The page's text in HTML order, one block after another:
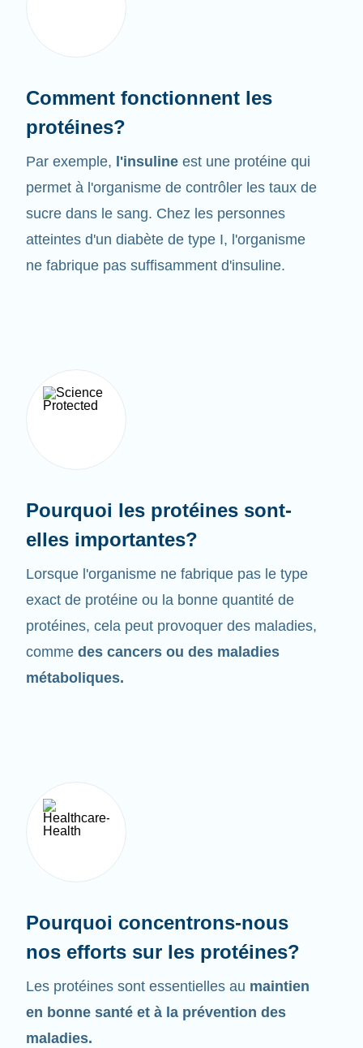
Comment fonctionnent les
protéines?
Par exemple, l'insuline est une protéine qui
permet à l'organisme de contrôler les taux de
sucre dans le sang. Chez les personnes
atteintes d'un diabète de type I, l'organisme
ne fabrique pas suffisamment d'insuline.
Pourquoi les protéines sont-
elles importantes?
Lorsque l'organisme ne fabrique pas le type
exact de protéine ou la bonne quantité de
protéines, cela peut provoquer des maladies,
comme des cancers ou des maladies
métaboliques.
Pourquoi concentrons-nous
nos efforts sur les protéines?
Les protéines sont essentielles au maintien
en bonne santé et à la prévention des
maladies.